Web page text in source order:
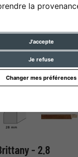
la
J'accepte
Je refuse
Changer mes préférences
- 2.8